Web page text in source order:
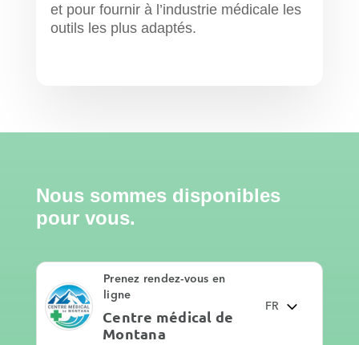
et pour fournir à l’industrie médicale les
outils les plus adaptés.
Nous sommes disponibles
pour vous.